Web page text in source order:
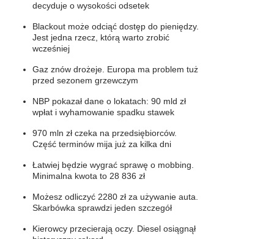
decyduje o wysokości odsetek
Blackout może odciąć dostęp do pieniędzy.
Jest jedna rzecz, którą warto zrobić
wcześniej
Gaz znów drożeje. Europa ma problem tuż
przed sezonem grzewczym
NBP pokazał dane o lokatach: 90 mld zł
wpłat i wyhamowanie spadku stawek
970 mln zł czeka na przedsiębiorców.
Część terminów mija już za kilka dni
Łatwiej będzie wygrać sprawę o mobbing.
Minimalna kwota to 28 836 zł
Możesz odliczyć 2280 zł za używanie auta.
Skarbówka sprawdzi jeden szczegół
Kierowcy przecierają oczy. Diesel osiągnął